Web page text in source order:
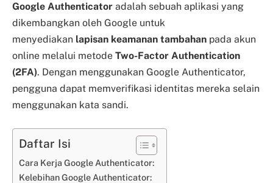
Google Authenticator adalah sebuah aplikasi yang
dikembangkan oleh Google untuk
menyediakan lapisan keamanan tambahan pada akun
online melalui metode Two-Factor Authentication
(2FA). Dengan menggunakan Google Authenticator,
pengguna dapat memverifikasi identitas mereka selain
menggunakan kata sandi.
Daftar Isi
Cara Kerja Google Authenticator:
Kelebihan Google Authenticator: